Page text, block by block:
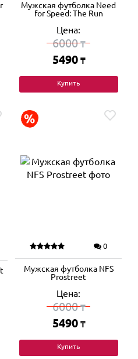
Мужская футболка Need
for Speed: The Run
Цена:
6000₸
5490 ₸
Купить
0
Мужская футболка NFS
Prostreet
Цена:
6000₸
5490 ₸
Купить